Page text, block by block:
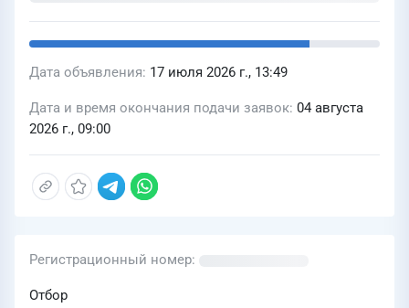
Дата объявления 17 июля 2026 г., 13:49
Дата и время окончания подачи заявок 04 августа
2026 г., 09:00
Регистрационный номер
Отбор